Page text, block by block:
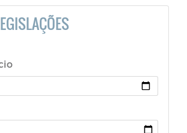
NOTIFICAÇÃO
ATA - FUNDEB